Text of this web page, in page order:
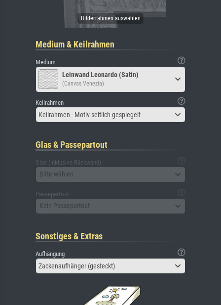
Medium & Keilrahmen
Medium
Leinwand Leonardo (Satin)
(Canvas Venezia)
Keilrahmen
Keilrahmen - Motiv seitlich gespiegelt
Glas & Passepartout
Glas (inklusive Rückwand)
Bitte wählen
Passepartout
Kein Passepartout
Sonstiges & Extras
Aufhängung
Zackenaufhänger (gesteckt)